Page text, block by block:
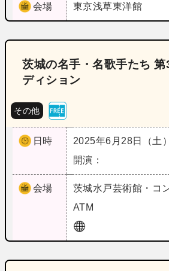
会場 東京浅草東洋館
茨城の名手・名歌手たち
ディション
その他
日時
2025年6月28日（土）
開演：
会場 茨城水戸芸術館・コ
ATM